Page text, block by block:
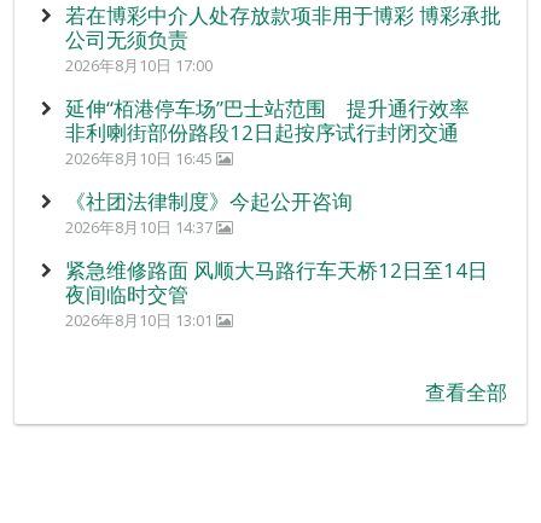
若在博彩中介人处存放款项非用于博彩 博彩承批
公司无须负责
2026年8月10日 17:00
延伸“栢港停车场”巴士站范围 提升通行效率
非利喇街部份路段12日起按序试行封闭交通
2026年8月10日 16:45
《社团法律制度》今起公开咨询
2026年8月10日 14:37
紧急维修路面 风顺大马路行车天桥12日至14日
夜间临时交管
2026年8月10日 13:01
查看全部